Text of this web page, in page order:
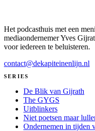
Het podcasthuis met een
mediaondernemer Yves
voor iedereen te beluisteren.
contact@dekapiteinenlijn.nl
SERIES
De Blik van Gijrath
The GYGS
Uitblinkers
Niet poetsen maar
Ondernemen in tijden